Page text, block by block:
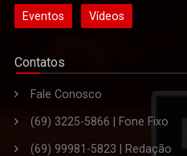
Eventos Vídeos
Contatos
Fale Conosco
(69) 3225-5866 | Fone Fixo
(69) 99981-5823 | Redação